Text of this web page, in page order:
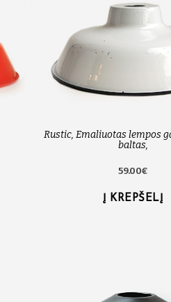
Rustic, Emaliuotas lempos
baltas,
59.00€
Į KREPŠELĮ